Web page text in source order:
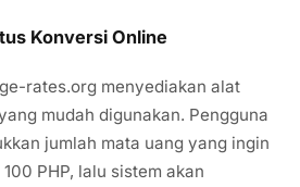
Konversi Online
rates.org menyediakan alat
mudah digunakan. Pengguna
jumlah mata uang yang ingin
PHP, lalu sistem akan